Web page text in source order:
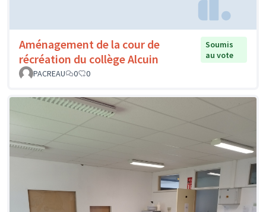
Aménagement de la cour de
récréation du collège Alcuin
Soumis
au vote
PACREAU
0 0